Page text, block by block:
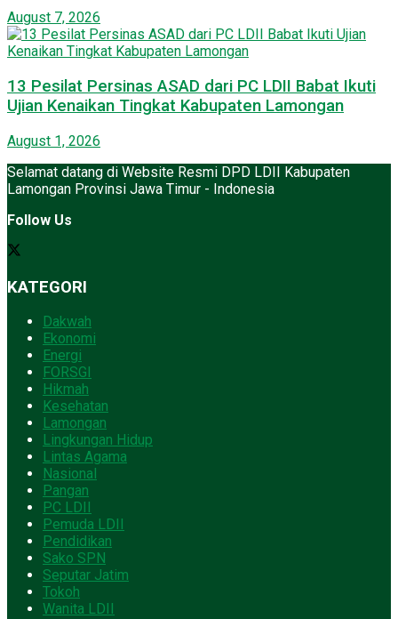
August 7, 2026
13 Pesilat Persinas ASAD dari PC LDII Babat Ikuti
Ujian Kenaikan Tingkat Kabupaten Lamongan
August 1, 2026
Selamat datang di Website Resmi DPD LDII Kabupaten
Lamongan Provinsi Jawa Timur - Indonesia
Follow Us
KATEGORI
Dakwah
Ekonomi
Energi
FORSGI
Hikmah
Kesehatan
Lamongan
Lingkungan Hidup
Lintas Agama
Nasional
Pangan
PC LDII
Pemuda LDII
Pendidikan
Sako SPN
Seputar Jatim
Tokoh
Wanita LDII